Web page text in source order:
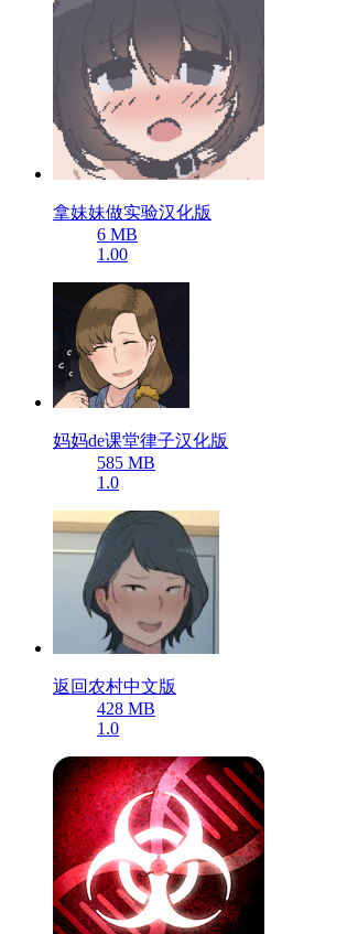
拿妹妹做实验汉化版
6 MB
1.00
妈妈de课堂律子汉化版
585 MB
1.0
返回农村中文版
428 MB
1.0